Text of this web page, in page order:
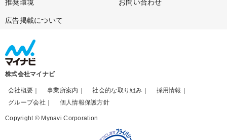
推奨環境 お問い合わせ
広告掲載について
株式会社マイナビ
会社概要 事業所案内 社会的な取り組み
採用情報
グループ会社
個人情報保護方針
Copyright © Mynavi Corporation